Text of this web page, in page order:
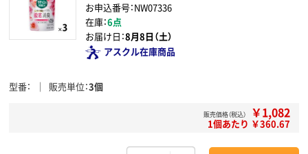
お申込番号：NW07336
在庫：6点
お届け日：8月8日（土）
アスクル在庫商品
型番 販売単位 3個
販売価格（税込） ￥1,082
1個あたり ￥360.67